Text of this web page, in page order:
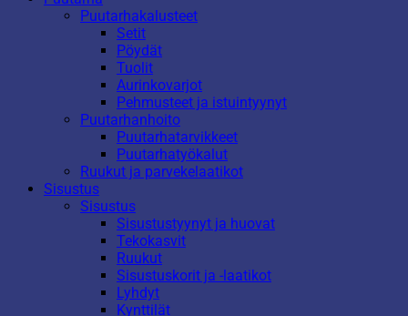
Puutarhakalusteet
Setit
Pöydät
Tuolit
Aurinkovarjot
Pehmusteet ja istuintyynyt
Puutarhanhoito
Puutarhatarvikkeet
Puutarhatyökalut
Ruukut ja parvekelaatikot
Sisustus
Sisustus
Sisustustyynyt ja huovat
Tekokasvit
Ruukut
Sisustuskorit ja -laatikot
Lyhdyt
Kynttilät